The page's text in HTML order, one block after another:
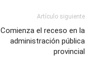
Artículo siguiente
Comienza el receso en la
administración pública
provincial